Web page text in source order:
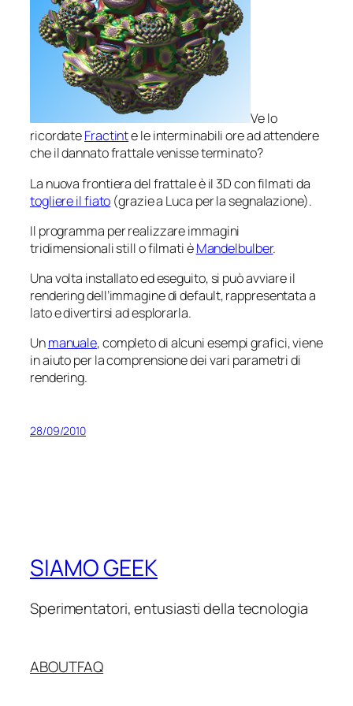
Ve lo
ricordateFractinte le interminabili ore ad attendere
che il dannato frattale venisse terminato?
La nuova frontiera del frattale è il 3D con filmati da
togliere il fiato (grazie a Luca per la segnalazione).
Il programma per realizzare immagini
tridimensionalistillo filmati èMandelbulber.
Una volta installato ed eseguito, si può avviare il
rendering dell’immagine di default, rappresentata a
lato e divertirsi ad esplorarla.
Unmanuale, completo di alcuni esempi grafici, viene
in aiuto per la comprensione dei vari parametri di
rendering.
28/09/2010
SIAMO GEEK
Sperimentatori, entusiasti della tecnologia
ABOUTFAQ